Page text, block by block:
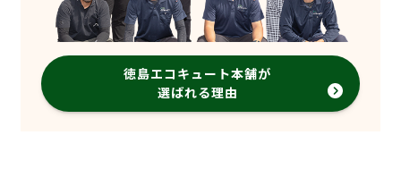
徳島エコキュート本舗が
選ばれる理由